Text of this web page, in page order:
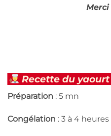
Recette du
Préparation : 5 mn
Congélation : 3 à 4